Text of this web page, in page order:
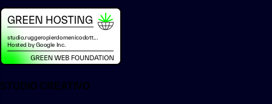
campione irradiato a dosi note in
laboratorio , permette di definire la
dose effetti...
STUDIO CREATIVO